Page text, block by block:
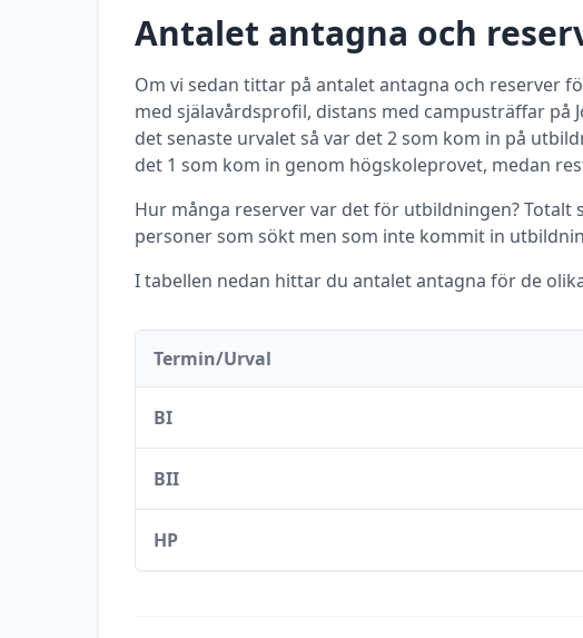
Antalet antagna och
Om vi sedan tittar på antalet antagna och reserver
med själavårdsprofil, distans med campusträffar på
det senaste urvalet så var det2som kom in på
det 1 som kom in genom högskoleprovet, medan
Hur många reserver var det för utbildningen? Totalt
personer som sökt men som inte kommit in
I tabellen nedan hittar du antalet antagna för de
Termin/Urval
BI
BII
HP